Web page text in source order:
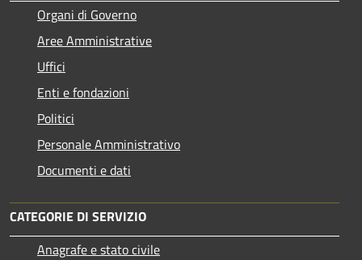
Organi di Governo
Aree Amministrative
Uffici
Enti e fondazioni
Politici
Personale Amministrativo
Documenti e dati
CATEGORIE DI SERVIZIO
Anagrafe e stato civile